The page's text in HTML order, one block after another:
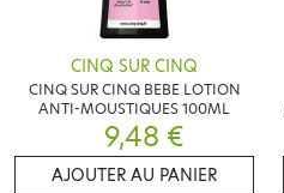
CINQ SUR CINQ
CINQ SUR CINQ BEBE LOTION
ANTI-MOUSTIQUES 100ML
9,48 €
AJOUTER AU PANIER